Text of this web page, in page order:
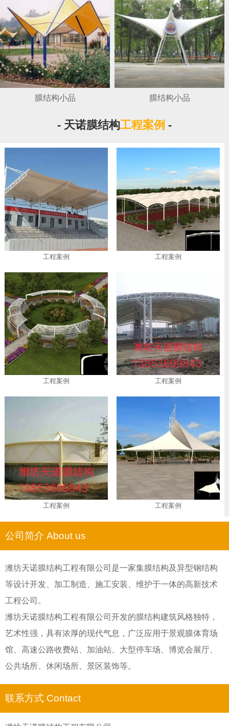
膜结构小品 膜结构小品
- 天诺膜结构工程案例 -
工程案例 工程案例
工程案例 工程案例
工程案例 工程案例
公司简介 About us
潍坊天诺膜结构工程有限公司是一家集膜结构及异型钢结构
等设计开发、加工制造、施工安装、维护于一体的高新技术
工程公司。
潍坊天诺膜结构工程有限公司开发的膜结构建筑风格独特，
艺术性强，具有浓厚的现代气息，广泛应用于景观膜体育场
馆、高速公路收费站、加油站、大型停车场、博览会展厅、
公共场所、休闲场所、景区装饰等。
联系方式 Contact